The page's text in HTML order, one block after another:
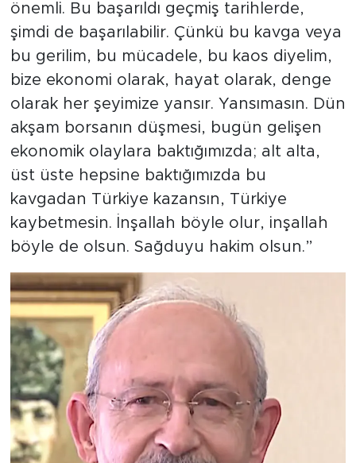
önemli. Bu başarıldı geçmiş tarihlerde,
şimdi de başarılabilir. Çünkü bu kavga veya
bu gerilim, bu mücadele, bu kaos diyelim,
bize ekonomi olarak, hayat olarak, denge
olarak her şeyimize yansır. Yansımasın. Dün
akşam borsanın düşmesi, bugün gelişen
ekonomik olaylara baktığımızda; alt alta,
üst üste hepsine baktığımızda bu
kavgadan Türkiye kazansın, Türkiye
kaybetmesin. İnşallah böyle olur, inşallah
böyle de olsun. Sağduyu hakim olsun.”